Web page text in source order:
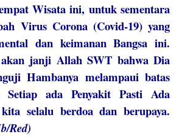
Wisata ini, untuk sementara
Virus Corona (Covid-19) yang
dan keimanan Bangsa ini.
janji Allah SWT bahwa Dia
Hambanya melampaui batas
Setiap ada Penyakit Pasti Ada
selalu berdoa dan berupaya.
Red)